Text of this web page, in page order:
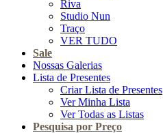
Riva
Studio Nun
Traço
VER TUDO
Sale
Nossas Galerias
Lista de Presentes
Criar Lista de Presentes
Ver Minha Lista
Ver Todas as Listas
Pesquisa por Preço